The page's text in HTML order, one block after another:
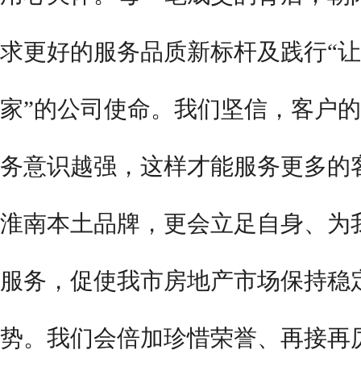
求更好的服务品质新标杆及践行“
家”的公司使命。我们坚信，客户
务意识越强，这样才能服务更多的
淮南本土品牌，更会立足自身、为
服务，促使我市房地产市场保持稳
势。我们会倍加珍惜荣誉、再接再